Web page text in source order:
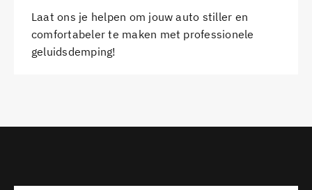
Laat ons je helpen om jouw auto stiller en
comfortabeler te maken met professionele
geluidsdemping!